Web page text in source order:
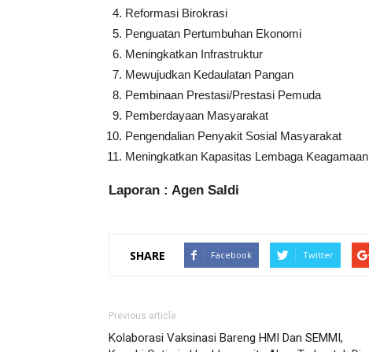
Reformasi Birokrasi
Penguatan Pertumbuhan Ekonomi
Meningkatkan Infrastruktur
Mewujudkan Kedaulatan Pangan
Pembinaan Prestasi/Prestasi Pemuda
Pemberdayaan Masyarakat
Pengendalian Penyakit Sosial Masyarakat
Meningkatkan Kapasitas Lembaga Keagamaan
Laporan : Agen Saldi
SHARE Facebook Twitter
Previous article
Kolaborasi Vaksinasi Bareng HMI Dan SEMMI,